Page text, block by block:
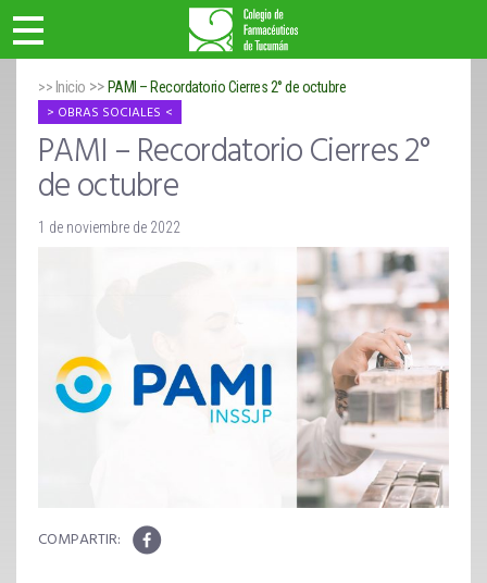
>> Inicio >> PAMI – Recordatorio Cierres 2° de octubre
OBRAS SOCIALES
PAMI – Recordatorio Cierres 2°
de octubre
1 de noviembre de 2022